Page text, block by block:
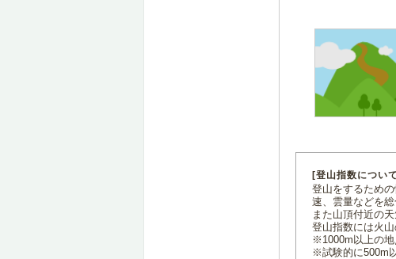
[登山指数につい
登山をするため
速、雲量などを
また山頂付近の
登山指数には火
※1000m以上の地
※試験的に500m